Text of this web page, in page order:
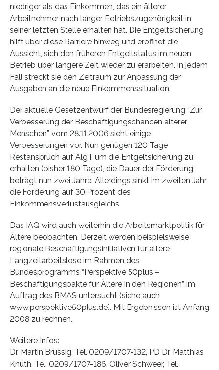
niedriger als das Einkommen, das ein älterer
Arbeitnehmer nach langer Betriebszugehörigkeit in
seiner letzten Stelle erhalten hat. Die Entgeltsicherung
hilft über diese Barriere hinweg und eröffnet die
Aussicht, sich den früheren Entgeltstatus im neuen
Betrieb über längere Zeit wieder zu erarbeiten. In jedem
Fall streckt sie den Zeitraum zur Anpassung der
Ausgaben an die neue Einkommenssituation.
Der aktuelle Gesetzentwurf der Bundesregierung “Zur
Verbesserung der Beschäftigungschancen älterer
Menschen” vom 28.11.2006 sieht einige
Verbesserungen vor. Nun genügen 120 Tage
Restanspruch auf Alg I, um die Entgeltsicherung zu
erhalten (bisher 180 Tage), die Dauer der Förderung
beträgt nun zwei Jahre. Allerdings sinkt im zweiten Jahr
die Förderung auf 30 Prozent des
Einkommensverlustausgleichs.
Das IAQ wird auch weiterhin die Arbeitsmarktpolitik für
Ältere beobachten. Derzeit werden beispielsweise
regionale Beschäftigungsinitiativen für ältere
Langzeitarbeitslose im Rahmen des
Bundesprogramms “Perspektive 50plus –
Beschäftigungspakte für Ältere in den Regionen” im
Auftrag des BMAS untersucht (siehe auch
www.perspektive50plus.de). Mit Ergebnissen ist Anfang
2008 zu rechnen.
Weitere Infos:
Dr. Martin Brussig, Tel. 0209/1707-132, PD Dr. Matthias
Knuth, Tel. 0209/1707-186, Oliver Schweer, Tel.